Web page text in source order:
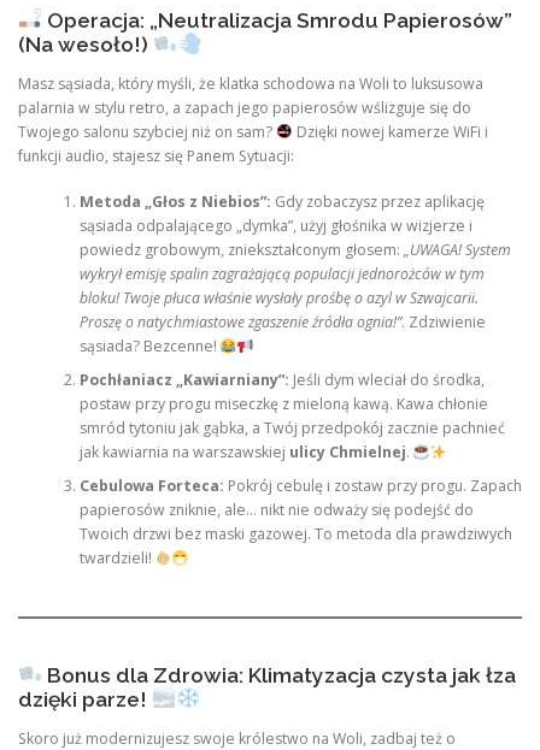
Operacja: „Neutralizacja Smrodu Papierosów”
(Na wesoło!)
Masz sąsiada, który myśli, że klatka schodowa na Woli to luksusowa
palarnia w stylu retro, a zapach jego papierosów wślizguje się do
Twojego salonu szybciej niż on sam?
Dzięki nowej kamerze WiFi i
funkcji audio, stajesz się Panem Sytuacji:
Metoda „Głos z Niebios”: Gdy zobaczysz przez aplikację
sąsiada odpalającego „dymka”, użyj głośnika w wizjerze i
powiedz grobowym, zniekształconym głosem: „UWAGA! System
wykrył emisję spalin zagrażającą populacji jednorożców w tym
bloku! Twoje płuca właśnie wysłały prośbę o azyl w Szwajcarii.
Proszę o natychmiastowe zgaszenie źródła ognia!”. Zdziwienie
sąsiada? Bezcenne!
Pochłaniacz „Kawiarniany”: Jeśli dym wleciał do środka,
postaw przy progu miseczkę z mieloną kawą. Kawa chłonie
smród tytoniu jak gąbka, a Twój przedpokój zacznie pachnieć
jak kawiarnia na warszawskiej ulicy Chmielnej.
Cebulowa Forteca: Pokrój cebulę i zostaw przy progu. Zapach
papierosów zniknie, ale… nikt nie odważy się podejść do
Twoich drzwi bez maski gazowej. To metoda dla prawdziwych
twardzieli!
Bonus dla Zdrowia: Klimatyzacja czysta jak łza
dzięki parze!
Skoro już modernizujesz swoje królestwo na Woli, zadbaj też o